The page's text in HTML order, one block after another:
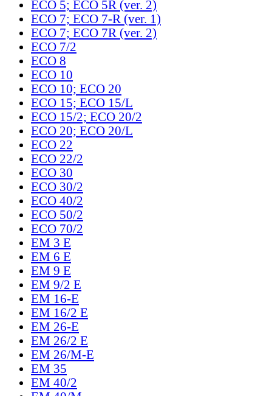
ECO 5; ECO 5R (ver. 2)
ECO 7; ECO 7-R (ver. 1)
ECO 7; ECO 7R (ver. 2)
ECO 7/2
ECO 8
ECO 10
ECO 10; ECO 20
ECO 15; ECO 15/L
ECO 15/2; ECO 20/2
ECO 20; ECO 20/L
ECO 22
ECO 22/2
ECO 30
ECO 30/2
ECO 40/2
ECO 50/2
ECO 70/2
EM 3 E
EM 6 E
EM 9 E
EM 9/2 E
EM 16-E
EM 16/2 E
EM 26-E
EM 26/2 E
EM 26/M-E
EM 35
EM 40/2